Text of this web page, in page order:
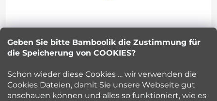
Geben Sie bitte Bamboolik die Zustimmung für
die Speicherung von COOKIES?
Schon wieder diese Cookies … wir verwenden die
Cookies Dateien, damit Sie unsere Webseite gut
anschauen können und alles so funktioniert, wie es
z
e
Petra Kuncova